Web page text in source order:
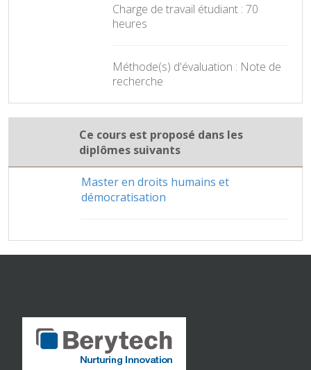
Charge de travail étudiant : 70
heures
Méthode(s) d'évaluation : Note de
recherche
Ce cours est proposé dans les
diplômes suivants
Master en droits humains et
démocratisation